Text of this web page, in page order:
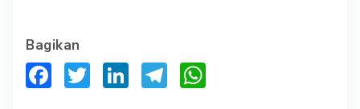
Bagikan
Facebook
TwitterLinkedInTelegram